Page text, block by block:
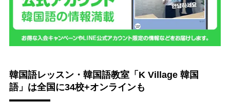
韓国語レッスン・韓国語教室「K Village 韓国
語」は全国に34校+オンラインも